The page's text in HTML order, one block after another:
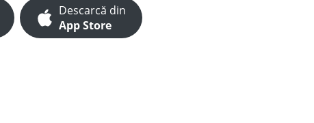
Descarcă din
App Store